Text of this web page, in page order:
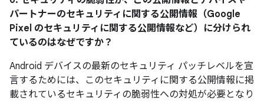
パートナーのセキュリティに関する公開情報（Google
Pixel のセキュリティに関する公開情報など）に分けられ
ているのはなぜですか？
Android デバイスの最新のセキュリティ パッチレベルを宣
言するためには、このセキュリティに関する公開情報に掲
載されているセキュリティの脆弱性への対処が必要となり